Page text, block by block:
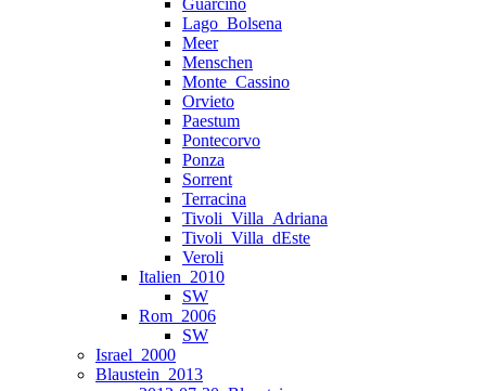
Guarcino
Lago_Bolsena
Meer
Menschen
Monte_Cassino
Orvieto
Paestum
Pontecorvo
Ponza
Sorrent
Terracina
Tivoli_Villa_Adriana
Tivoli_Villa_dEste
Veroli
Italien_2010
SW
Rom_2006
SW
Israel_2000
Blaustein_2013